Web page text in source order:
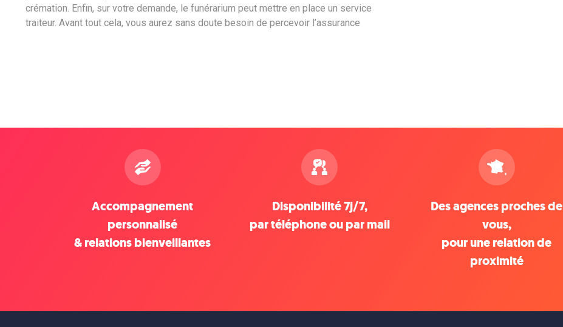
crémation. Enfin, sur votre demande, le funérarium peut mettre en place un service
traiteur. Avant tout cela, vous aurez sans doute besoin de percevoir l’assurance
Accompagnement
personnalisé
& relations bienveillantes
Disponibilité 7j/7,
par téléphone ou par mail
Des agences proches de
vous,
pour une relation de
proximité